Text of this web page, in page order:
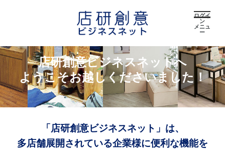
ログイ
ン
メニュ
ー
店研創意ビジネスネットへ
ようこそお越しくださいました！
「店研創意ビジネスネット」は、
多店舗展開されている企業様に便利な機能を